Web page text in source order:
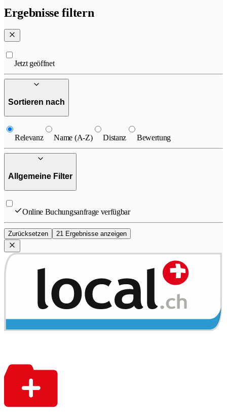
Ergebnisse filtern
Jetzt geöffnet
Sortieren nach
Relevanz Name (A-Z) Distanz Bewertung
Allgemeine Filter
Online Buchungsanfrage verfügbar
Zurücksetzen 21 Ergebnisse anzeigen